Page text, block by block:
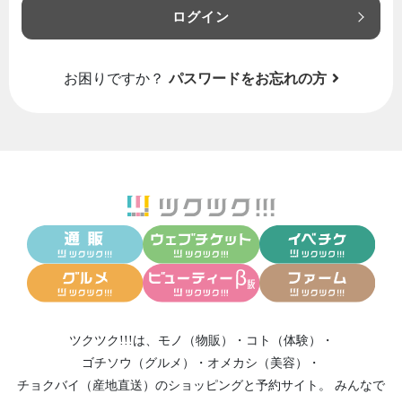
ログイン
お困りですか？ パスワードをお忘れの方
ツクツク!!!は、 モノ（物販） ・ コト（体験）
・
ゴチソウ（グルメ）
・ オメカシ（美容）
・
チョクバイ（産地直送） のショッピングと予約サイト。
みんなで